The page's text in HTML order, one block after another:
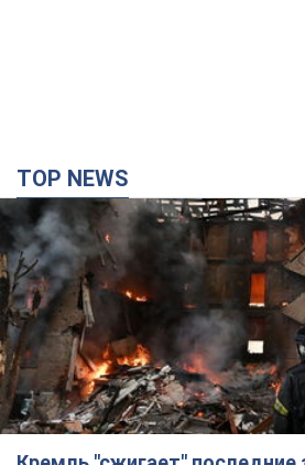
Кремль "сжигает" последние
баллистики в Украине: что
Интервью с Шарпом
В июле страна-агрессор установила
запущенных по Украине
4 часа назад 47,7 т.
В Екатеринбурге атакован